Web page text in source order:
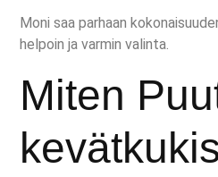
Moni saa parhaan
helpoin ja varmin valinta.
Miten